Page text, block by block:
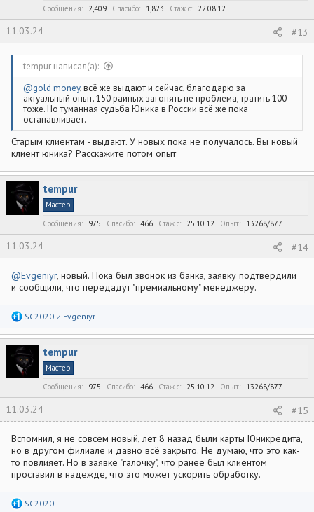
Сообщения
2,409 Спасибо 1,823 Стаж c 22.08.12
11.03.24 #13
tempur написал(а):
@gold money, всё же выдают и сейчас, благодарю за
актуальный опыт. 150 раиных загонять не проблема, тратить 100
тоже. Но туманная судьба Юника в России всё же пока
останавливает.
Старым клиентам - выдают. У новых пока не получалось. Вы новый
клиент юника? Расскажите потом опыт
tempur
Мастер
Сообщения
975 Спасибо 466 Стаж c 25.10.12 Опыт 13268/877
11.03.24 #14
@Evgeniyr, новый. Пока был звонок из банка, заявку подтвердили
и сообщили, что передадут "премиальному" менеджеру.
Р
а
к
ц
и
и
SC2020 и Evgeniyr
tempur
Мастер
Сообщения
975 Спасибо 466 Стаж c 25.10.12 Опыт 13268/877
11.03.24 #15
Вспомнил, я не совсем новый, лет 8 назад были карты Юникредита,
но в другом филиале и давно всё закрыто. Не думаю, что это как-
то повлияет. Но в заявке "галочку", что ранее был клиентом
проставил в надежде, что это может ускорить обработку.
Р
SC2020